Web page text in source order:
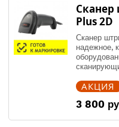
Сканер
Plus 2D
Сканер
надежное,
АКЦИЯ
3 800